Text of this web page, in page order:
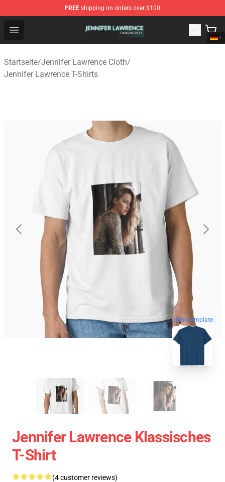
FREE shipping on orders over $100
Open menu
Jennifer Lawrence Shop - Official Jennifer Lawrence
Startseite/Jennifer Lawrence Cloth/
Jennifer Lawrence T-Shirts
blank template
Jennifer Lawrence Klassisches
T-Shirt
(4 customer reviews)